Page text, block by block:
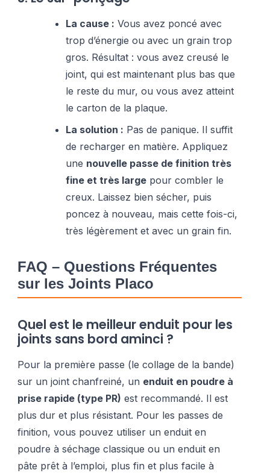
La cause : Vous avez poncé avec
trop d’énergie ou avec un grain trop
gros. Résultat : vous avez creusé le
joint, qui est maintenant plus bas que
le reste du mur, ou vous avez atteint
le carton de la plaque.
La solution : Pas de panique. Il suffit
de recharger en matière. Appliquez
une nouvelle passe de finition très
fine et très large pour combler le
creux. Laissez bien sécher, puis
poncez à nouveau, mais cette fois-ci,
très légèrement et avec un grain fin.
FAQ – Questions Fréquentes
sur les Joints Placo
Quel est le meilleur enduit pour les
joints sans bord aminci ?
Pour la première passe (le collage de la bande)
sur un joint chanfreiné, un enduit en poudre à
prise rapide (type PR) est recommandé. Il est
plus dur et plus résistant. Pour les passes de
finition, vous pouvez utiliser un enduit en
poudre à séchage classique ou un enduit en
pâte prêt à l’emploi, plus fin et plus facile à